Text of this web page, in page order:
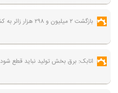
بازگشت ۲ میلیون و ۲۹۸ هزار زائر به کشور
اتابک: برق بخش تولید نباید قطع شود